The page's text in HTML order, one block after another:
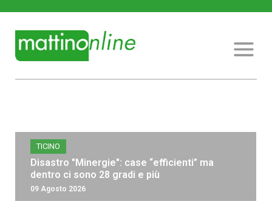
TICINO
Disastro "Minergie": case “efficienti” ma
dentro ci sono 28 gradi e più
09 Agosto 2026